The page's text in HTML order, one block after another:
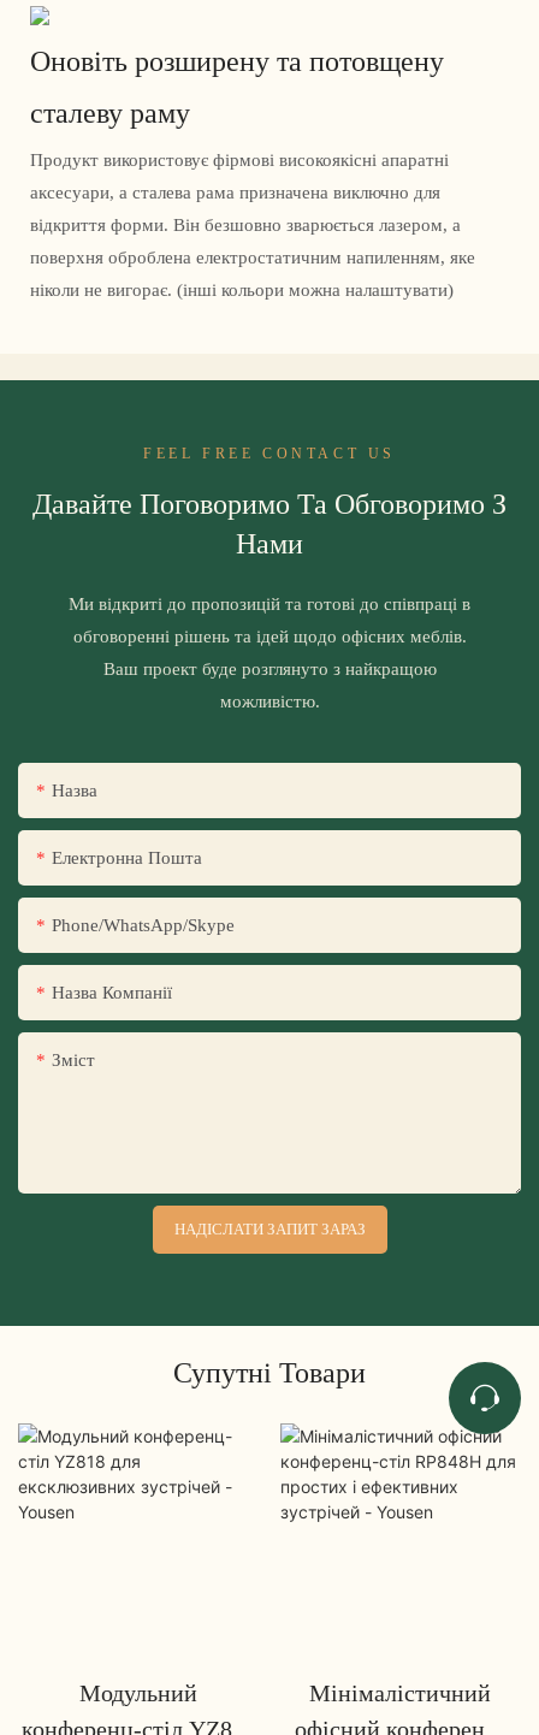
Оновіть розширену та потовщену
сталеву раму
Продукт використовує фірмові високоякісні апаратні
аксесуари, а сталева рама призначена виключно для
відкриття форми. Він безшовно зварюється лазером, а
поверхня оброблена електростатичним напиленням, яке
ніколи не вигорає. (інші кольори можна налаштувати)
FEEL FREE CONTACT US
Давайте Поговоримо Та Обговоримо З
Нами
Ми відкриті до пропозицій та готові до співпраці в
обговоренні рішень та ідей щодо офісних меблів.
Ваш проект буде розглянуто з найкращою
можливістю.
Назва
Електронна Пошта
Phone/WhatsApp/Skype
Назва Компанії
Зміст
НАДІСЛАТИ ЗАПИТ ЗАРАЗ
Супутні Товари
Модульний
конференц-стіл YZ818
Мінімалістичний
офісний конференц-